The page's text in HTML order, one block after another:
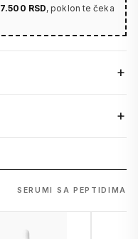
7.500 RSD, poklon te čeka
SERUMI SA PEPTIDIMA